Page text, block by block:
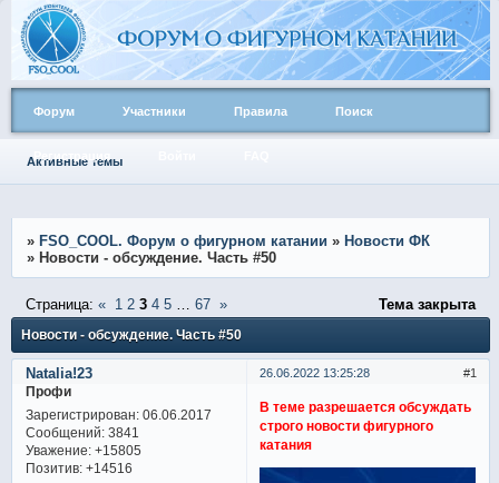
Форум Участники Правила Поиск
Активные темы
» FSO_COOL. Форум о фигурном катании » Новости ФК
» Новости - обсуждение. Часть #50
Новости - обсуждение. Часть #50
Страница: « 1 2 3 4 5 67 » Тема закрыта
1
26.06.2022 13:25:28
Natalia!23
Профи
Зарегистрирован: 06.06.2017
Сообщений:3841
Уважение: +15805
Позитив: +14516
В теме разрешается обсуждать
строго новости фигурного
катания